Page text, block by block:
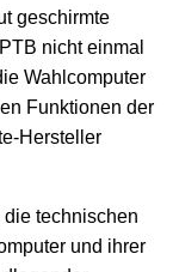
geschirmte
nicht einmal
Wahlcomputer
Funktionen der
Hersteller
technischen
und ihrer